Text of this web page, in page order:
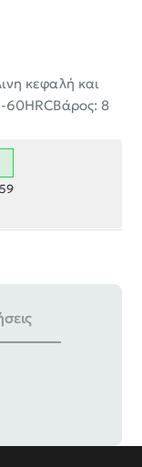
κεφαλή και
60HRCΒάρος: 8
κεφαλή και